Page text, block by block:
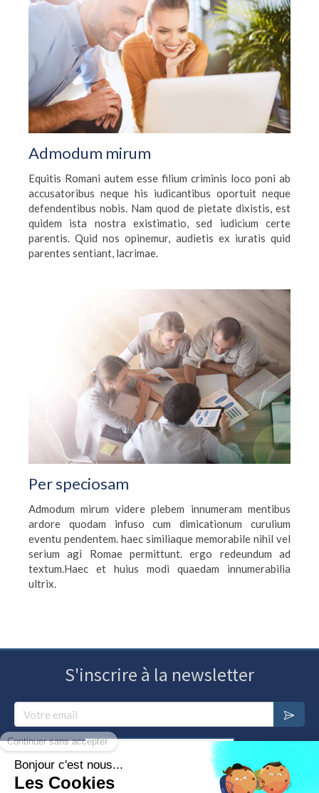
Admodum mirum
Equitis Romani autem esse filium criminis loco poni ab
accusatoribus neque his iudicantibus oportuit neque
defendentibus nobis. Nam quod de pietate dixistis, est
quidem ista nostra existimatio, sed iudicium certe
parentis. Quid nos opinemur, audietis ex iuratis quid
parentes sentiant, lacrimae.
Per speciosam
Admodum mirum videre plebem innumeram mentibus
ardore quodam infuso cum dimicationum curulium
eventu pendentem. haec similiaque memorabile nihil vel
serium agi Romae permittunt. ergo redeundum ad
textum.Haec et huius modi quaedam innumerabilia
ultrix.
S'inscrire à la newsletter
Votre email
Annuaire des psychosomaticiens